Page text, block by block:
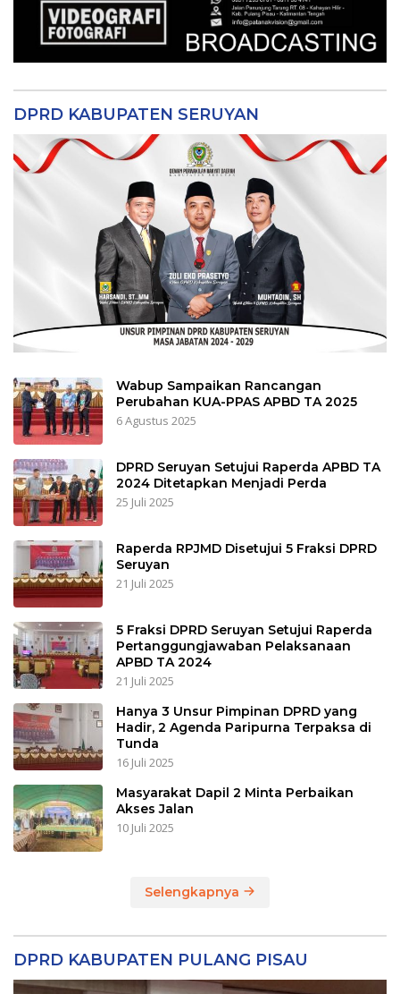
DPRD KABUPATEN SERUYAN
Wabup Sampaikan Rancangan
Perubahan KUA-PPAS APBD TA 2025
6 Agustus 2025
DPRD Seruyan Setujui Raperda APBD TA
2024 Ditetapkan Menjadi Perda
25 Juli 2025
Raperda RPJMD Disetujui 5 Fraksi DPRD
Seruyan
21 Juli 2025
5 Fraksi DPRD Seruyan Setujui Raperda
Pertanggungjawaban Pelaksanaan
APBD TA 2024
21 Juli 2025
Hanya 3 Unsur Pimpinan DPRD yang
Hadir, 2 Agenda Paripurna Terpaksa di
Tunda
16 Juli 2025
Masyarakat Dapil 2 Minta Perbaikan
Akses Jalan
10 Juli 2025
Selengkapnya
DPRD KABUPATEN PULANG PISAU